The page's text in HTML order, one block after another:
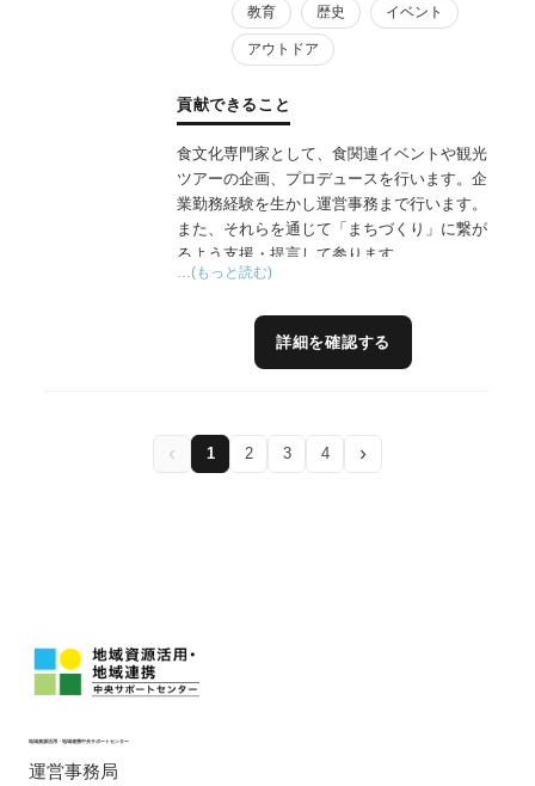
教育 歴史 イベント
アウトドア
貢献できること
食文化専門家として、食関連イベントや観光
ツアーの企画、プロデュースを行います。企
業勤務経験を生かし運営事務まで行います。
また、それらを通じて「まちづくり」に繋が
るよう支援・提言して参ります。
…(もっと読む)
詳細を確認する
‹ 1 2 3 4 ›
地域資源活用・地域連携中央サポートセンター
運営事務局